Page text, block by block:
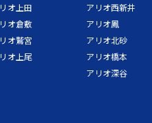
オ上田
オ倉敷
オ鷲宮
オ上尾
アリオ西新井
アリオ鳳
アリオ北砂
アリオ橋本
アリオ深谷